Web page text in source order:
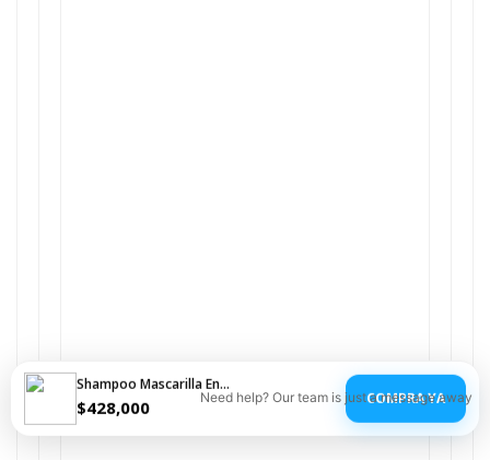
Shampoo Mascarilla Enrich Wella Grande
$428,000 COMPRA YA
Need help? Our team is just a message away